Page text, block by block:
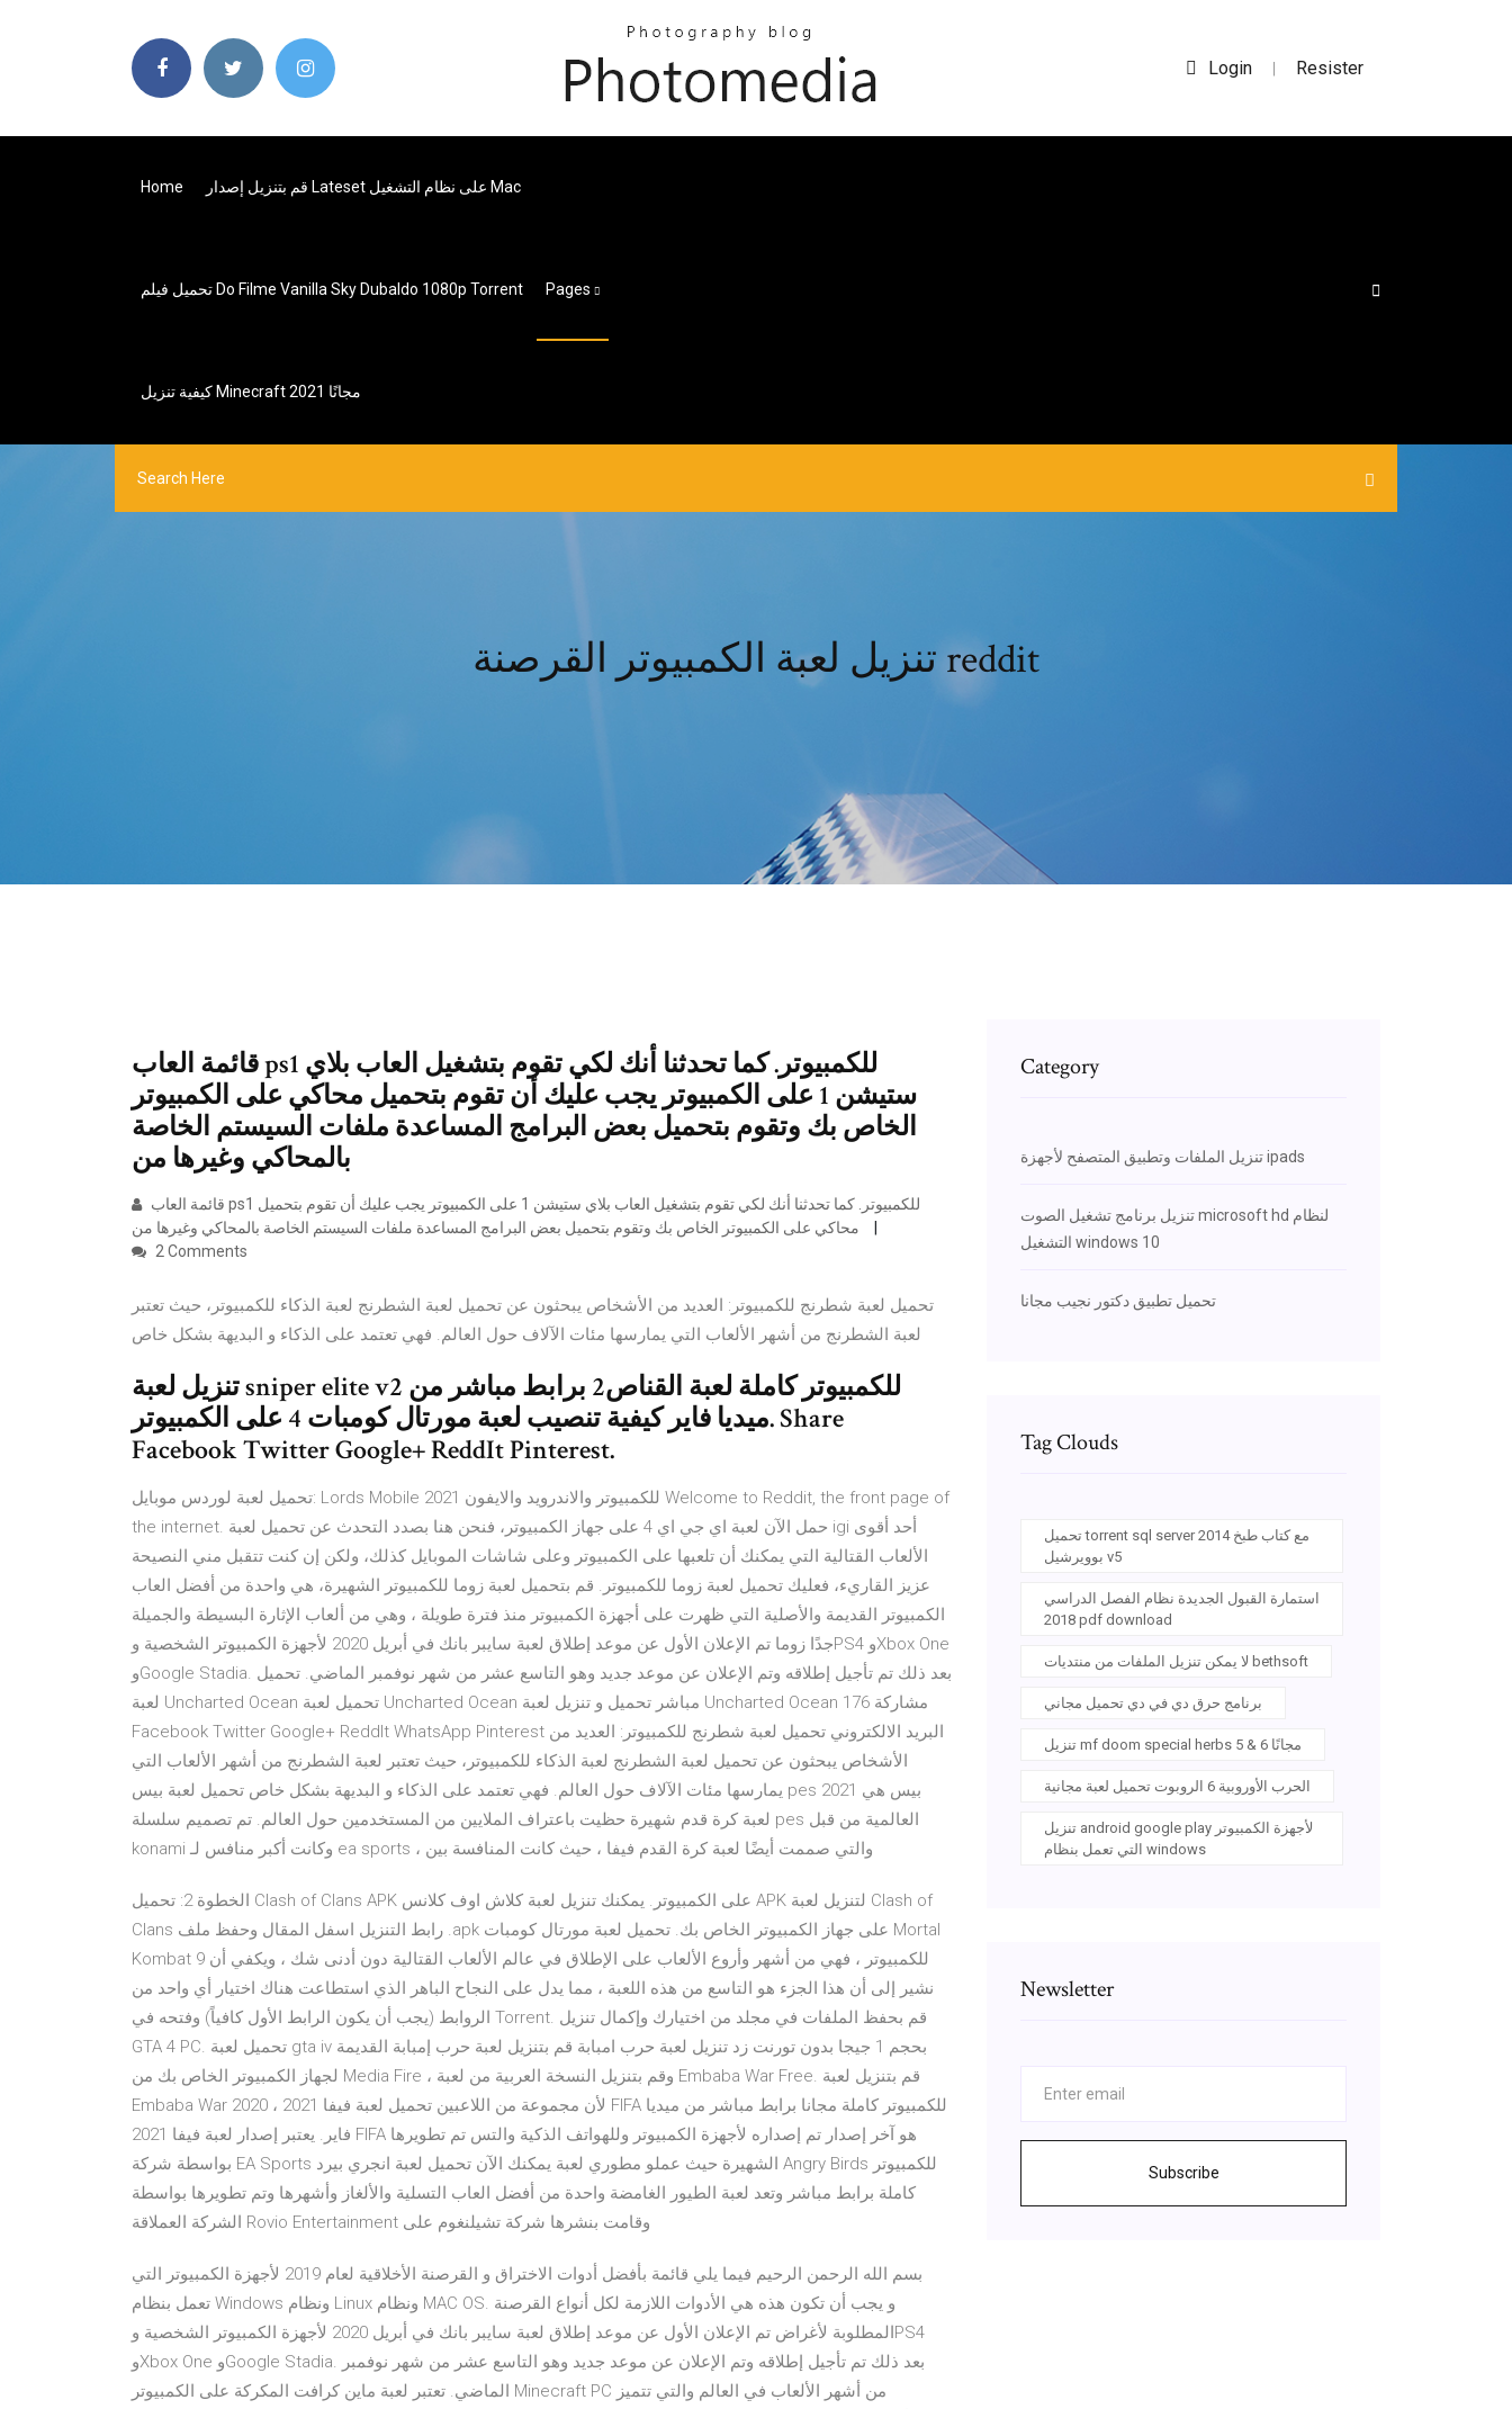
Login | Resister
Home قم بتنزيل إصدار Lateset على نظام التشغيل Mac
تحميل فيلم Do Filme Vanilla Sky Dubaldo 1080p Torrent Pages
كيفية تنزيل Minecraft مجانًا 2021
تنزيل لعبة الكمبيوتر القرصنة reddit
قائمة العاب ps1 للكمبيوتر. كما تحدثنا أنك لكي تقوم بتشغيل العاب بلاي
ستيشن 1 على الكمبيوتر يجب عليك أن تقوم بتحميل محاكي على الكمبيوتر
الخاص بك وتقوم بتحميل بعض البرامج المساعدة ملفات السيستم الخاصة
بالمحاكي وغيرها من
2 Comments
تحميل لعبة شطرنج للكمبيوتر: العديد من الأشخاص يبحثون عن تحميل لعبة الشطرنج لعبة الذكاء للكمبيوتر، حيث تعتبر
لعبة الشطرنج من أشهر الألعاب التي يمارسها مئات الآلاف حول العالم. فهي تعتمد على الذكاء و البديهة بشكل خاص
تنزيل لعبة sniper elite v2 للكمبيوتر كاملة لعبة القناص2 برابط مباشر من
ميديا فاير كيفية تنصيب لعبة مورتال كومبات 4 على الكمبيوتر. Share
Facebook Twitter Google+ ReddIt Pinterest.
تحميل لعبة لوردس موبايل: Lords Mobile 2021 للكمبيوتر والاندرويد والايفون Welcome to Reddit, the front page of
the internet. حمل الآن لعبة اي جي اي 4 على جهاز الكمبيوتر، فنحن هنا بصدد التحدث عن تحميل لعبة igi أحد أقوى
الألعاب القتالية التي يمكنك أن تلعبها على الكمبيوتر وعلى شاشات الموبايل كذلك، ولكن إن كنت تتقبل مني النصيحة
عزيز القاريء، فعليك تحميل لعبة زوما للكمبيوتر. قم بتحميل لعبة زوما للكمبيوتر الشهيرة، هي واحدة من أفضل العاب
الكمبيوتر القديمة والأصلية التي ظهرت على أجهزة الكمبيوتر منذ فترة طويلة ، وهي من ألعاب الإثارة البسيطة والجميلة
جدًا زوما تم الإعلان الأول عن موعد إطلاق لعبة سايبر بانك في أبريل 2020 لأجهزة الكمبيوتر الشخصية وPS4 وXbox One
وGoogle Stadia. بعد ذلك تم تأجيل إطلاقه وتم الإعلان عن موعد جديد وهو التاسع عشر من شهر نوفمبر الماضي. تحميل
لعبة Uncharted Ocean تحميل لعبة Uncharted Ocean مباشر تحميل و تنزيل لعبة Uncharted Ocean 176 مشاركة
Facebook Twitter Google+ ReddIt WhatsApp Pinterest البريد الالكتروني تحميل لعبة شطرنج للكمبيوتر: العديد من
الأشخاص يبحثون عن تحميل لعبة الشطرنج لعبة الذكاء للكمبيوتر، حيث تعتبر لعبة الشطرنج من أشهر الألعاب التي
يمارسها مئات الآلاف حول العالم. فهي تعتمد على الذكاء و البديهة بشكل خاص تحميل لعبة بيس pes 2021 بيس هي
لعبة كرة قدم شهيرة حظيت باعتراف الملايين من المستخدمين حول العالم. تم تصميم سلسلة pes العالمية من قبل
konami وكانت أكبر منافس لـ ea sports ، والتي صممت أيضًا لعبة كرة القدم فيفا ، حيث كانت المنافسة بين
الخطوة 2: تحميل Clash of Clans APK على الكمبيوتر. يمكنك تنزيل لعبة كلاش اوف كلانس APK لتنزيل لعبة Clash of
Clans رابط التنزيل اسفل المقال وحفظ ملف .apk على جهاز الكمبيوتر الخاص بك. تحميل لعبة مورتال كومبات Mortal
Kombat 9 للكمبيوتر ، فهي من أشهر وأروع الألعاب على الإطلاق في عالم الألعاب القتالية دون أدنى شك ، ويكفي أن
نشير إلى أن هذا الجزء هو التاسع من هذه اللعبة ، مما يدل على النجاح الباهر الذي استطاعت هناك اختيار أي واحد من
الروابط (يجب أن يكون الرابط الأول كافياً) وفتحه في Torrent. قم بحفظ الملفات في مجلد من اختيارك وإكمال تنزيل
GTA 4 PC. تحميل لعبة gta iv بحجم 1 جيجا بدون تورنت زد تنزيل لعبة حرب امبابة قم بتنزيل لعبة حرب إمبابة القديمة
لجهاز الكمبيوتر الخاص بك من Media Fire ، وقم بتنزيل النسخة العربية من لعبة Embaba War Free. قم بتنزيل لعبة
Embaba War 2020 ، لأن مجموعة من اللاعبين تحميل لعبة فيفا 2021 FIFA للكمبيوتر كاملة مجانا برابط مباشر من ميديا
فاير. يعتبر إصدار لعبة فيفا 2021 FIFA هو آخر إصدار تم إصداره لأجهزة الكمبيوتر وللهواتف الذكية والتس تم تطويرها
بواسطة شركة EA Sports الشهيرة حيث عملو مطوري لعبة يمكنك الآن تحميل لعبة انجري بيرد Angry Birds للكمبيوتر
كاملة برابط مباشر وتعد لعبة الطيور الغامضة واحدة من أفضل العاب التسلية والألغاز وأشهرها وتم تطويرها بواسطة
الشركة العملاقة Rovio Entertainment وقامت بنشرها شركة تشيلنغوم على
بسم الله الرحمن الرحيم فيما يلي قائمة بأفضل أدوات الاختراق و القرصنة الأخلاقية لعام 2019 لأجهزة الكمبيوتر التي
تعمل بنظام Windows ونظام Linux ونظام MAC OS. و يجب أن تكون هذه هي الأدوات اللازمة لكل أنواع القرصنة
المطلوبة لأغراض تم الإعلان الأول عن موعد إطلاق لعبة سايبر بانك في أبريل 2020 لأجهزة الكمبيوتر الشخصية وPS4
وXbox One وGoogle Stadia. بعد ذلك تم تأجيل إطلاقه وتم الإعلان عن موعد جديد وهو التاسع عشر من شهر نوفمبر
الماضي. تعتبر لعبة ماين كرافت المكركة على الكمبيوتر Minecraft PC من أشهر الألعاب في العالم والتي تتميز
Category
تنزيل الملفات وتطبيق المتصفح لأجهزة ipads
تنزيل برنامج تشغيل الصوت microsoft hd لنظام
التشغيل windows 10
تحميل تطبيق دكتور نجيب مجانا
Tag Clouds
تحميل torrent sql server 2014 مع كتاب طبخ
بوويرشيل v5
استمارة القبول الجديدة نظام الفصل الدراسي
2018 pdf download
لا يمكن تنزيل الملفات من منتديات bethsoft
برنامج حرق دي في دي تحميل مجاني
تنزيل mf doom special herbs 5 & 6 مجانًا
الحرب الأوروبية 6 الروبوت تحميل لعبة مجانية
تنزيل android google play لأجهزة الكمبيوتر
التي تعمل بنظام windows
Newsletter
Subscribe